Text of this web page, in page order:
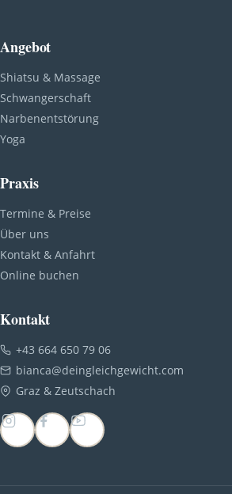
Angebot
Shiatsu & Massage
Schwangerschaft
Narbenentstörung
Yoga
Praxis
Termine & Preise
Über uns
Kontakt & Anfahrt
Online buchen
Kontakt
+43 664 650 79 06
bianca@deingleichgewicht.com
Graz & Zeutschach